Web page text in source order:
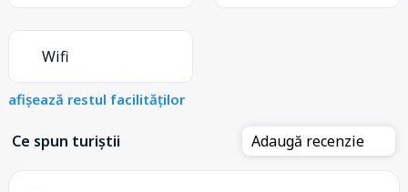
Wifi
afișează restul facilităților
Ce spun turiștii Adaugă recenzie